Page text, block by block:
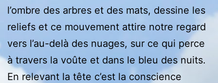
l’ombre des arbres et des mats, dessine les
reliefs et ce mouvement attire notre regard
vers l’au-delà des nuages, sur ce qui perce
à travers la voûte et dans le bleu des nuits.
En relevant la tête c’est la conscience